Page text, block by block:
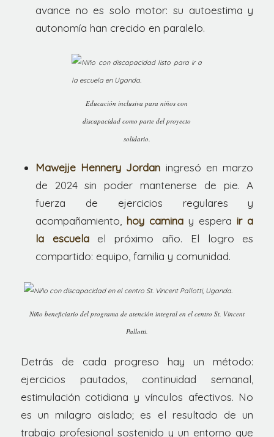
avance no es solo motor: su autoestima y
autonomía han crecido en paralelo.
Educación inclusiva para niños con
discapacidad como parte del proyecto
solidario.
Mawejje Hennery Jordan ingresó en marzo
de 2024 sin poder mantenerse de pie. A
fuerza de ejercicios regulares y
acompañamiento, hoy camina y esperair a
la escuelael próximo año. El logro es
compartido: equipo, familia y comunidad.
Niño beneficiario del programa de atención integral en el centro St. Vincent
Pallotti.
Detrás de cada progreso hay un método:
ejercicios pautados, continuidad semanal,
estimulación cotidiana y vínculos afectivos. No
es un milagro aislado; es el resultado de un
trabajo profesional sostenido y un entorno que